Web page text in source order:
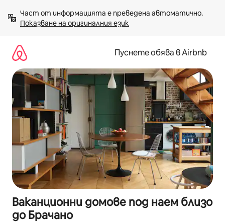
към
съдържанието
Показване на оригиналния език
Пуснете обява в Airbnb
Ваканционни домове под наем близо
до Брачано